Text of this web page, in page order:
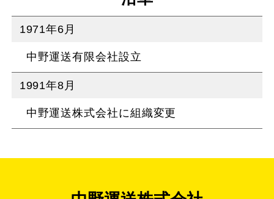
1971年6月
中野運送有限会社設立
1991年8月
中野運送株式会社に組織変更